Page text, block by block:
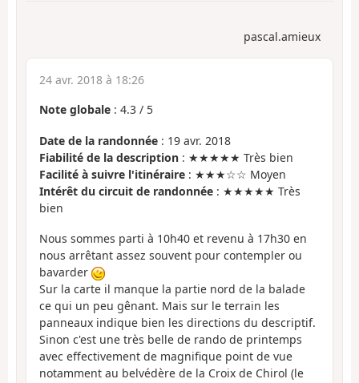
pascal.amieux
24 avr. 2018 à 18:26
Note globale : 4.3 / 5
Date de la randonnée : 19 avr. 2018
Fiabilité de la description : ★★★★★ Très bien
Facilité à suivre l'itinéraire : ★★★☆☆ Moyen
Intérêt du circuit de randonnée : ★★★★★ Très
bien
Nous sommes parti à 10h40 et revenu à 17h30 en
nous arrêtant assez souvent pour contempler ou
bavarder
Sur la carte il manque la partie nord de la balade
ce qui un peu gênant. Mais sur le terrain les
panneaux indique bien les directions du descriptif.
Sinon c'est une très belle de rando de printemps
avec effectivement de magnifique point de vue
notamment au belvédère de la Croix de Chirol (le